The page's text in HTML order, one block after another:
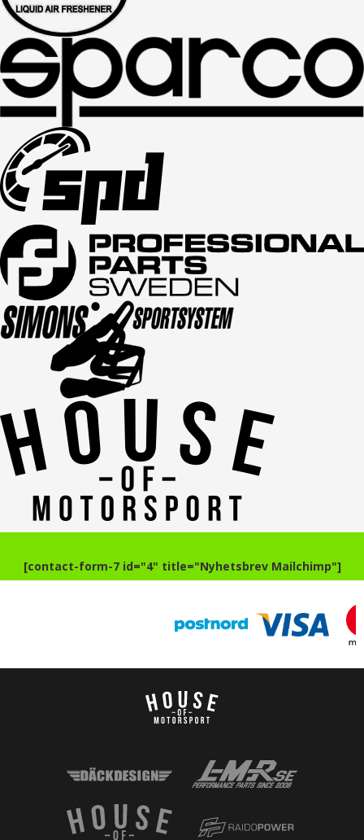
[contact-form-7 id="4" title="Nyhetsbrev Mailchimp"]